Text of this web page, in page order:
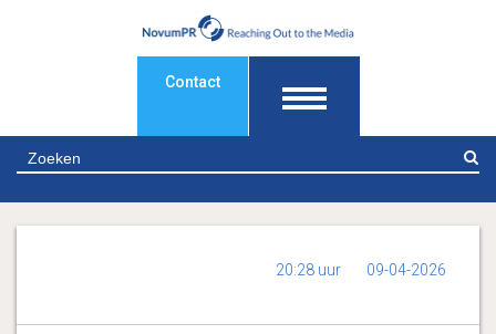
Contact
20:28 uur 09-04-2026